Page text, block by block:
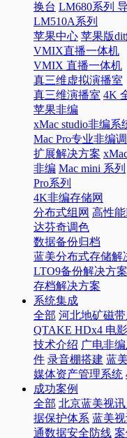
换台 LM680系列
LM510A系列
苹果中心 苹果版
VMIX直播一体机
VMIX 直播一体机
真三维虚拟演播室
真三维演播室 4K
苹果非编
xMac studio非编系
Mac Pro专业非编
扩展解决方案
非编 Mac mini 系列
Pro系列
4K非编存储网
分布式组网 高性
达芬奇调色
数据备份归档
蓝美分布式存储解
LTO9备份解决方案
存档解决方案
系统集成
全部 河北地矿磁
QTAKE HDx4 电
技术介绍 广电非
件 录音棚搭建 蓝
媒体资产管理系统
成功案例
全部 北京蓝美视
据保护体系 蓝美
通数据安全防线